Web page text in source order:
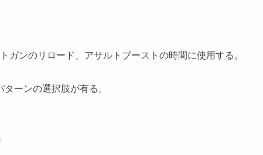
ガンのリロード、アサルトブーストの時間に使用する。
ーンの選択肢が有る。